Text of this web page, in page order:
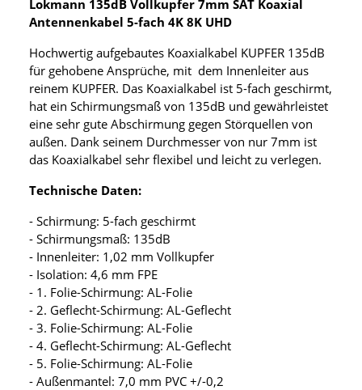
Lokmann 135dB Vollkupfer 7mm SAT Koaxial
Antennenkabel 5-fach 4K 8K UHD
Hochwertig aufgebautes Koaxialkabel KUPFER 135dB
für gehobene Ansprüche, mit dem Innenleiter aus
reinem KUPFER. Das Koaxialkabel ist 5-fach geschirmt,
hat ein Schirmungsmaß von 135dB und gewährleistet
eine sehr gute Abschirmung gegen Störquellen von
außen. Dank seinem Durchmesser von nur 7mm ist
das Koaxialkabel sehr flexibel und leicht zu verlegen.
Technische Daten:
- Schirmung: 5-fach geschirmt
- Schirmungsmaß: 135dB
- Innenleiter: 1,02 mm Vollkupfer
- Isolation: 4,6 mm FPE
- 1. Folie-Schirmung: AL-Folie
- 2. Geflecht-Schirmung: AL-Geflecht
- 3. Folie-Schirmung: AL-Folie
- 4. Geflecht-Schirmung: AL-Geflecht
- 5. Folie-Schirmung: AL-Folie
- Außenmantel: 7,0 mm PVC +/-0,2